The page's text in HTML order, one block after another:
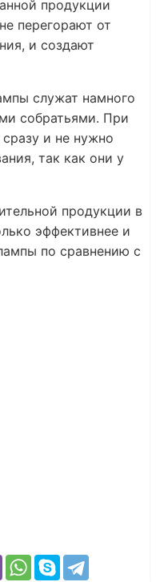
продукции
перегорают от
и создают
служат намного
собратьями. При
и не нужно
так как они у
продукции в
эффективнее и
по сравнению с